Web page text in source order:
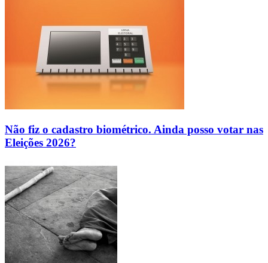
Não fiz o cadastro biométrico. Ainda posso votar nas
Eleições 2026?